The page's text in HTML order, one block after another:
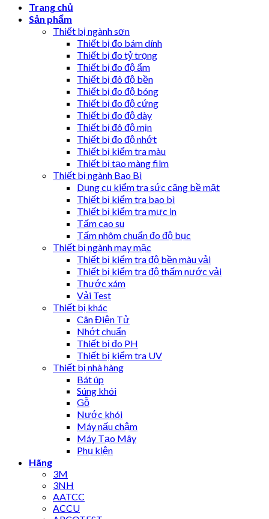
Trang chủ
Sản phẩm
Thiết bị ngành sơn
Thiết bị đo bám dính
Thiết bị đo tỷ trọng
Thiết bị đo độ ẩm
Thiết bị đô độ bền
Thiết bị đo độ bóng
Thiết bị đo độ cứng
Thiết bị đo độ dày
Thiết bị đô độ mịn
Thiết bị đo độ nhớt
Thiết bị kiểm tra màu
Thiết bị tạo màng film
Thiết bị ngành Bao Bì
Dụng cụ kiểm tra sức căng bề mặt
Thiết bị kiểm tra bao bì
Thiết bị kiểm tra mực in
Tấm cao su
Tấm nhôm chuẩn đo độ bục
Thiết bị ngành may mặc
Thiết bị kiểm tra độ bền màu vải
Thiết bị kiểm tra độ thấm nước vải
Thước xám
Vải Test
Thiết bị khác
Cân Điện Tử
Nhớt chuẩn
Thiết bị đo PH
Thiết bị kiểm tra UV
Thiết bị nhà hàng
Bát úp
Súng khói
Gỗ
Nước khói
Máy nấu chậm
Máy Tạo Mây
Phụ kiện
Hãng
3M
3NH
AATCC
ACCU